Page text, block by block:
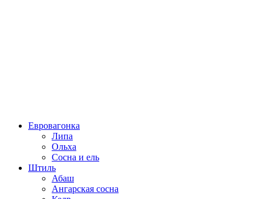
Евровагонка
Липа
Ольха
Сосна и ель
Штиль
Абаш
Ангарская сосна